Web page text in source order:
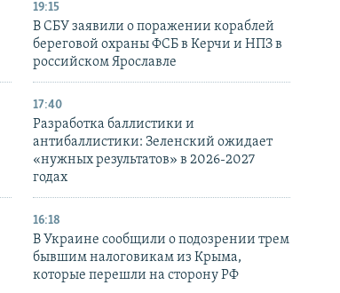
19:15
В СБУ заявили о поражении кораблей
береговой охраны ФСБ в Керчи и НПЗ в
российском Ярославле
17:40
Разработка баллистики и
антибаллистики: Зеленский ожидает
«нужных результатов» в 2026-2027
годах
16:18
В Украине сообщили о подозрении трем
бывшим налоговикам из Крыма,
которые перешли на сторону РФ